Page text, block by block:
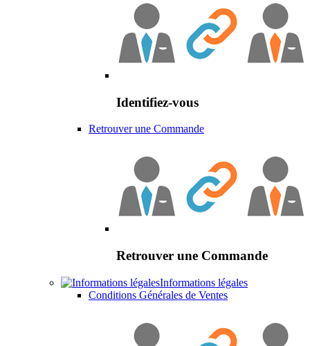
Identifiez-vous
Retrouver une Commande
Retrouver une Commande
Informations légales
Conditions Générales de Ventes